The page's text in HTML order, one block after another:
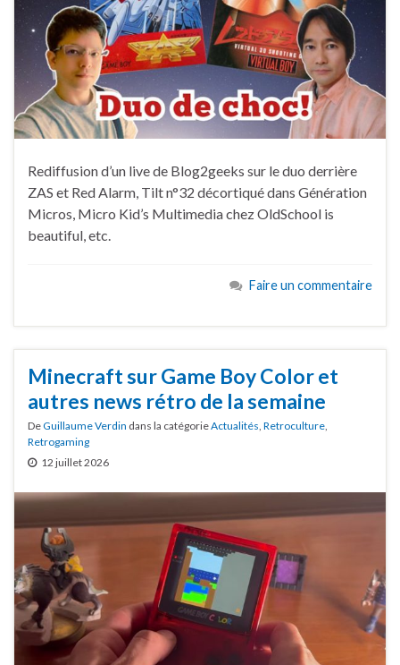
Rediffusion d’un live de Blog2geeks sur le duo derrière
ZAS et Red Alarm, Tilt n°32 décortiqué dans Génération
Micros, Micro Kid’s Multimedia chez OldSchool is
beautiful, etc.
Faire un commentaire
Minecraft sur Game Boy Color et
autres news rétro de la semaine
DeGuillaume Verdin dans la catégorieActualités Retroculture
Retrogaming
12 juillet 2026